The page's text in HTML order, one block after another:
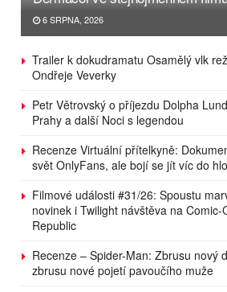
6 SRPNA, 2026
Trailer k dokudramatu Osamělý vlk
Ondřeje Veverky
Petr Větrovský o příjezdu Dolpha
Prahy a další Noci s legendou
Recenze Virtuální přítelkyně:
svět OnlyFans, ale bojí se jít víc do
Filmové události #31/26: Spoustu
novinek i Twilight návštěva na Comic-
Republic
Recenze – Spider-Man: Zbrusu nový
zbrusu nové pojetí pavoučího muže